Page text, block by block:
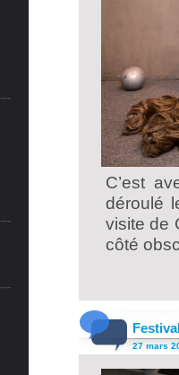
C’est
déroulé
visite de
côté
27 mars